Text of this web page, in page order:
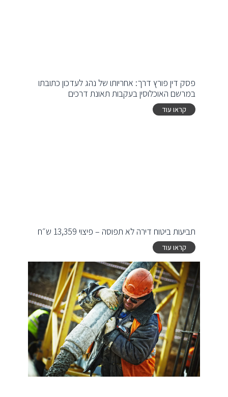
פסק דין פורץ דרך: אחריותו של נהג לעדכון כתובתו
במרשם האוכלוסין בעקבות תאונת דרכים
קראו עוד
תביעות ביטוח דירה לא תפוסה – פיצוי 13,359 ש״ח
קראו עוד